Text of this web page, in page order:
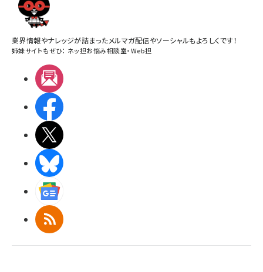
業界情報やナレッジが詰まったメルマガ配信やソーシャルもよろしくです！
姉妹サイトもぜひ： ネッ担お悩み相談室・Web担
RSS